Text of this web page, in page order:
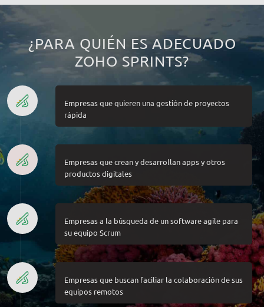
¿PARA QUIÉN ES ADECUADO
ZOHO SPRINTS?
Empresas que quieren una gestión de proyectos
rápida
Empresas que crean y desarrollan apps y otros
productos digitales
Empresas a la búsqueda de un software agile para
su equipo Scrum
Empresas que buscan faciliar la colaboración de sus
equipos remotos